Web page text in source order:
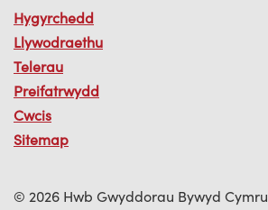
Hygyrchedd
Llywodraethu
Telerau
Preifatrwydd
Cwcis
Sitemap
© 2026 Hwb Gwyddorau Bywyd Cymru